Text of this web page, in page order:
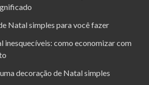
Natal simples para você fazer
inesquecíveis: como economizar com
decoração de Natal simples